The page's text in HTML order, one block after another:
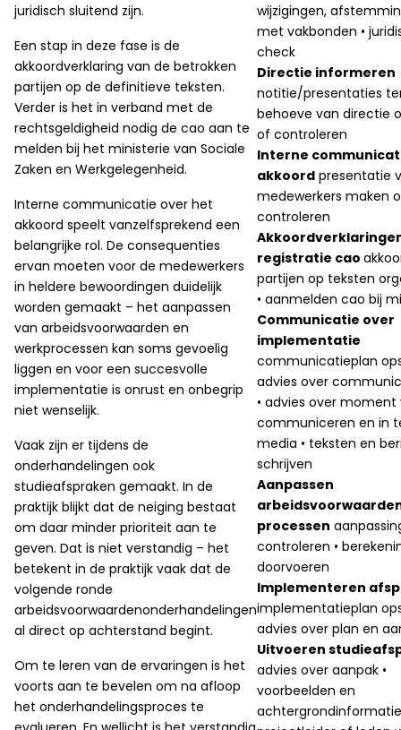
juridisch sluitend zijn.
Een stap in deze fase is de
akkoordverklaring van de betrokken
partijen op de definitieve teksten.
Verder is het in verband met de
rechtsgeldigheid nodig de cao aan te
melden bij het ministerie van Sociale
Zaken en Werkgelegenheid.
Interne communicatie over het
akkoord speelt vanzelfsprekend een
belangrijke rol. De consequenties
ervan moeten voor de medewerkers
in heldere bewoordingen duidelijk
worden gemaakt – het aanpassen
van arbeidsvoorwaarden en
werkprocessen kan soms gevoelig
liggen en voor een succesvolle
implementatie is onrust en onbegrip
niet wenselijk.
Vaak zijn er tijdens de
onderhandelingen ook
studieafspraken gemaakt. In de
praktijk blijkt dat de neiging bestaat
om daar minder prioriteit aan te
geven. Dat is niet verstandig – het
betekent in de praktijk vaak dat de
volgende ronde
arbeidsvoorwaardenonderhandelingen
al direct op achterstand begint.
Om te leren van de ervaringen is het
voorts aan te bevelen om na afloop
het onderhandelingsproces te
wijzigingen,
met vakbonden •
check
Directie informeren
notitie/presentaties
behoeve van directie
of controleren
Interne
akkoord presentatie
medewerkers maken
controleren
registratie cao
partijen op teksten
• aanmelden cao bij
Communicatie over
implementatie
communicatieplan
advies over
• advies over moment
communiceren en in
media • teksten en
schrijven
Aanpassen
processen
controleren •
doorvoeren
Implementeren
implementatieplan
advies over plan en
Uitvoeren
advies over aanpak •
voorbeelden en